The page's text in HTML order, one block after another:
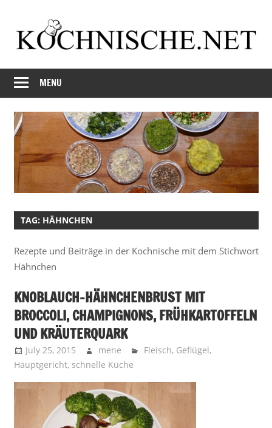
content
Kochnische.net
another
Foodblog
MENU
TAG: HÄHNCHEN
Rezepte und Beiträge in der Kochnische mit dem Stichwort
Hähnchen
KNOBLAUCH-HÄHNCHENBRUST MIT
BROCCOLI, CHAMPIGNONS, FRÜHKARTOFFELN
UND KRÄUTERQUARK
July 25, 2015 mene Fleisch, Geflügel,
Hauptgericht, schnelle Küche